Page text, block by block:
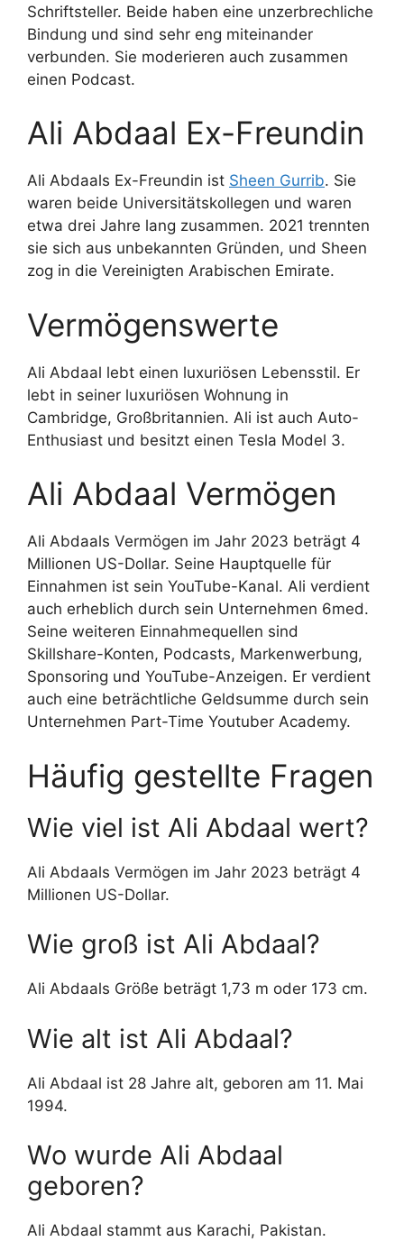
Schriftsteller. Beide haben eine unzerbrechliche
Bindung und sind sehr eng miteinander
verbunden. Sie moderieren auch zusammen
einen Podcast.
Ali Abdaal Ex-Freundin
Ali Abdaals Ex-Freundin ist Sheen Gurrib. Sie
waren beide Universitätskollegen und waren
etwa drei Jahre lang zusammen. 2021 trennten
sie sich aus unbekannten Gründen, und Sheen
zog in die Vereinigten Arabischen Emirate.
Vermögenswerte
Ali Abdaal lebt einen luxuriösen Lebensstil. Er
lebt in seiner luxuriösen Wohnung in
Cambridge, Großbritannien. Ali ist auch Auto-
Enthusiast und besitzt einen Tesla Model 3.
Ali Abdaal Vermögen
Ali Abdaals Vermögen im Jahr 2023 beträgt 4
Millionen US-Dollar. Seine Hauptquelle für
Einnahmen ist sein YouTube-Kanal. Ali verdient
auch erheblich durch sein Unternehmen 6med.
Seine weiteren Einnahmequellen sind
Skillshare-Konten, Podcasts, Markenwerbung,
Sponsoring und YouTube-Anzeigen. Er verdient
auch eine beträchtliche Geldsumme durch sein
Unternehmen Part-Time Youtuber Academy.
Häufig gestellte Fragen
Wie viel ist Ali Abdaal wert?
Ali Abdaals Vermögen im Jahr 2023 beträgt 4
Millionen US-Dollar.
Wie groß ist Ali Abdaal?
Ali Abdaals Größe beträgt 1,73 m oder 173 cm.
Wie alt ist Ali Abdaal?
Ali Abdaal ist 28 Jahre alt, geboren am 11. Mai
1994.
Wo wurde Ali Abdaal
geboren?
Ali Abdaal stammt aus Karachi, Pakistan.